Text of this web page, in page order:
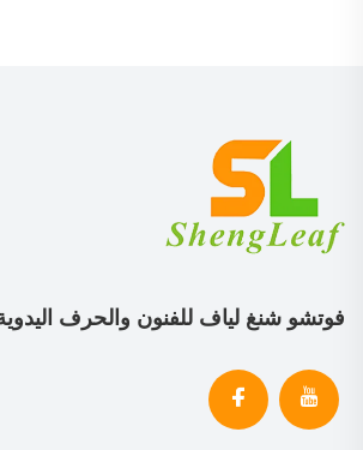
فوتشو شنغ لياف للفنون والحرف